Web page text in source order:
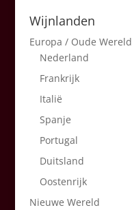
Wijnlanden
Europa / Oude Wereld
Nederland
Frankrijk
Italië
Spanje
Portugal
Duitsland
Oostenrijk
Nieuwe Wereld